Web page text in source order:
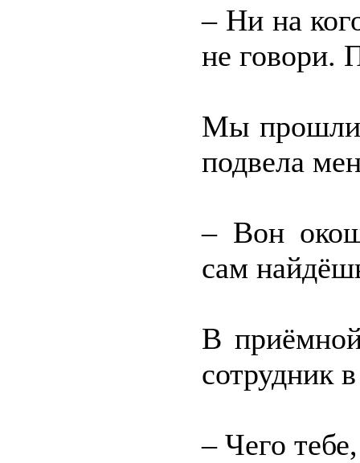
– Ни на
не говори.
Мы прошли
подвела
– Вон
сам
В
сотрудник
– Чего